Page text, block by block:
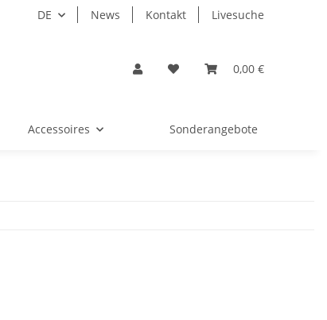
DE News Kontakt Livesuche
0,00 €
Accessoires Sonderangebote